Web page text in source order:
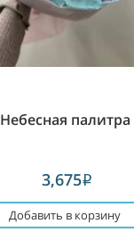
Небесная палитра
3,675i
Добавить в корзину